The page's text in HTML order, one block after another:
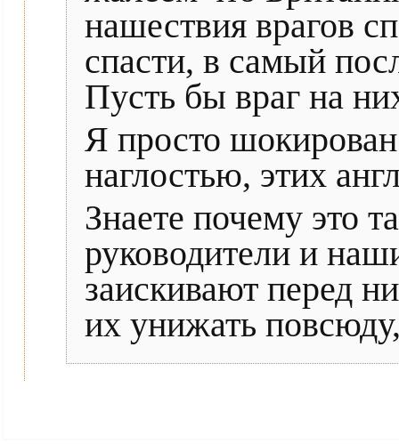
нашествия врагов
спасти, в самый
Пусть бы враг на
Я просто
наглостью, этих
Знаете почему это
руководители и
заискивают перед
их унижать